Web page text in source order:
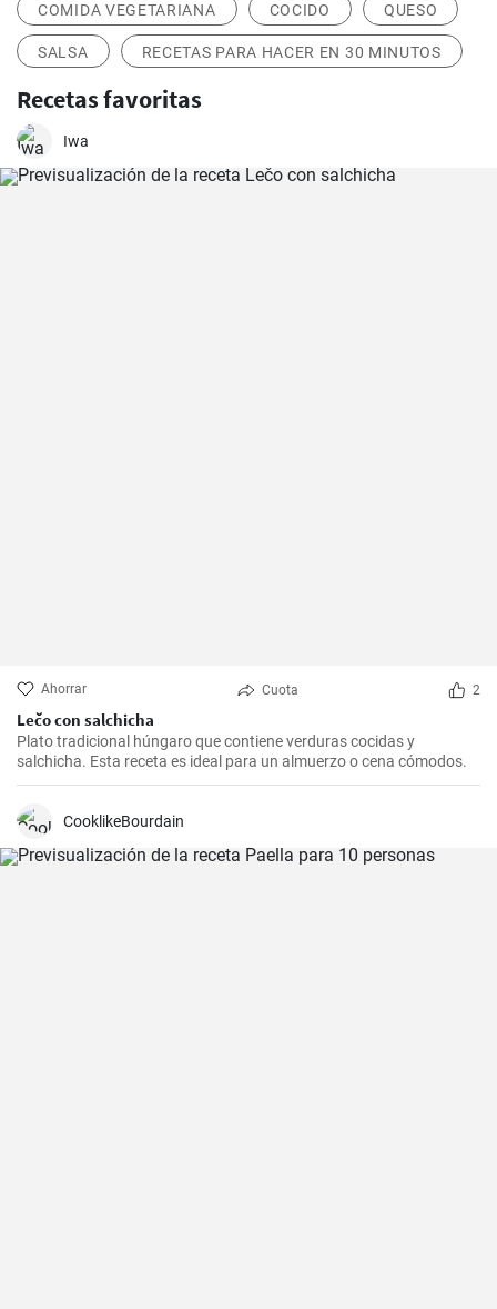
COMIDA VEGETARIANA COCIDO QUESO
SALSA RECETAS PARA HACER EN 30 MINUTOS
Recetas favoritas
Iwa
Ahorrar Cuota 2
Lečo con salchicha
Plato tradicional húngaro que contiene verduras cocidas y
salchicha. Esta receta es ideal para un almuerzo o cena cómodos.
CooklikeBourdain